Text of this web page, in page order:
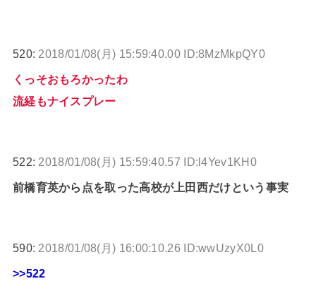
520: 2018/01/08(月) 15:59:40.00 ID:8MzMkpQY0
くっそおもろかったわ
流経もナイスプレー
522: 2018/01/08(月) 15:59:40.57 ID:l4Yev1KH0
前橋育英から点を取った高校が上田西だけという事実
590: 2018/01/08(月) 16:00:10.26 ID:wwUzyX0L0
>>522